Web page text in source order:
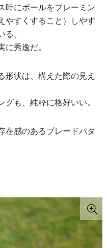
時にボールをフレーミン
やすくすること）しやす
。
秀逸だ。
形状は、構えた際の見え
も、純粋に格好いい。
在感のあるブレードパタ